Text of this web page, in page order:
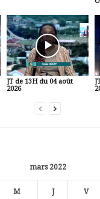
JT de 13H du 04 août
2026
mars 2022
M J V